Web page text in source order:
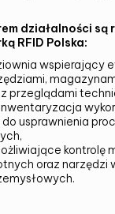
działalności są
RFID Polska:
wspierający
przeglądami
do usprawnienia
kontrolę
oraz narzędzi